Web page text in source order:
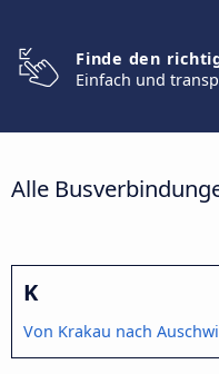
Finde den
Einfach und
Alle
K
Von Krakau nach